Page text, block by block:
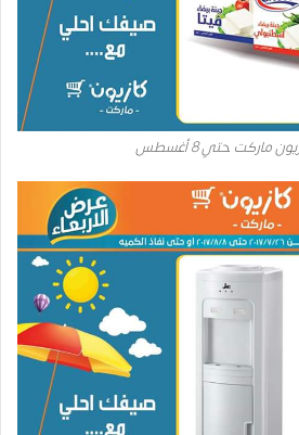
ماركت حتي 8 أغسطس